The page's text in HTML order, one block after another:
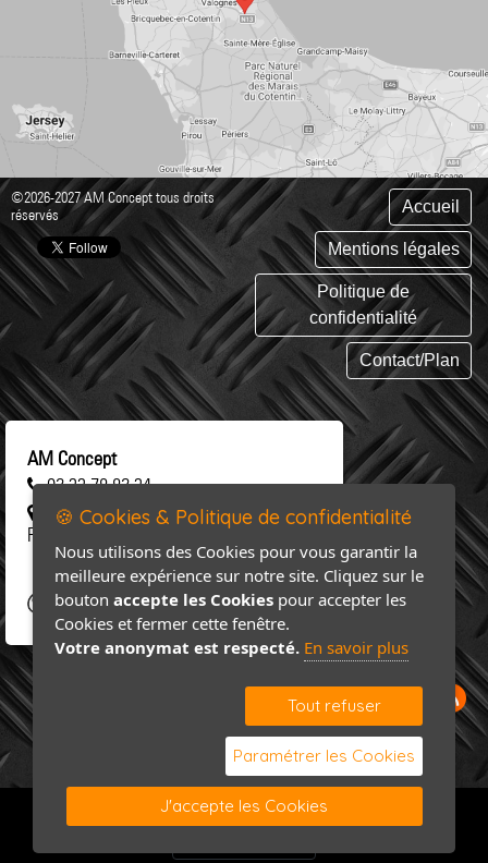
©2026-2027 AM Concept tous droits
réservés
AM Concept
02 33 78 82 34
461 rue Saint-Clair 50 310 SAINT-
FLOXEL
Accueil
Mentions légales
Politique de
confidentialité
Contact/Plan
🍪 Cookies & Politique de confidentialité
Nous utilisons des Cookies pour vous garantir la
meilleure expérience sur notre site. Cliquez sur le
bouton accepte les Cookies pour accepter les
Cookies et fermer cette fenêtre.
Votre anonymat est respecté. En savoir plus
Tout refuser
Paramétrer les Cookies
J'accepte les Cookies